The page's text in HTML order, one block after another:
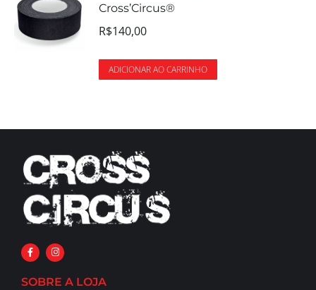
Cross’Circus®
R$140,00
ADICIONAR AO CARRINHO
SOBRE A LOJA